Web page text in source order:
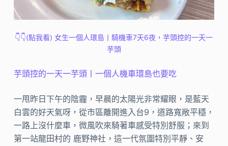
👇👇(點我看) 女生一個人環島丨騎機車7天6夜，芋頭控的一天一
芋頭
芋頭控的一天一芋頭丨一個人機車環島也要吃
一甩昨日下午的陰霾，早晨的太陽光非常耀眼，是藍天
白雲的好天氣呀，從市區離開進入台9，道路寬敞平穩，
一路上沒什麼車，微風吹來騎著車感受特別舒服；來到
第一站龍田村的 鹿野神社，這一代氛圍特別平靜、安